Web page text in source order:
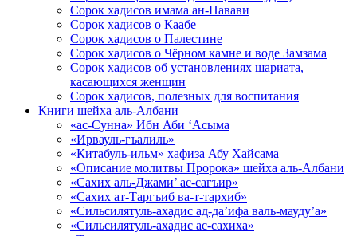
Сорок хадисов имама ан-Навави
Сорок хадисов о Каабе
Сорок хадисов о Палестине
Сорок хадисов о Чёрном камне и воде Замзама
Сорок хадисов об установлениях шариата,
касающихся женщин
Сорок хадисов, полезных для воспитания
Книги шейха аль-Албани
«ас-Сунна» Ибн Аби ‘Асыма
«Ирвауль-гъалиль»
«Китабуль-ильм» хафиза Абу Хайсама
«Описание молитвы Пророка» шейха аль-Албани
«Сахих аль-Джами’ ас-сагъир»
«Сахих ат-Таргъиб ва-т-тархиб»
«Сильсилятуль-ахадис ад-да’ифа валь-мауду’а»
«Сильсилятуль-ахадис ас-сахиха»